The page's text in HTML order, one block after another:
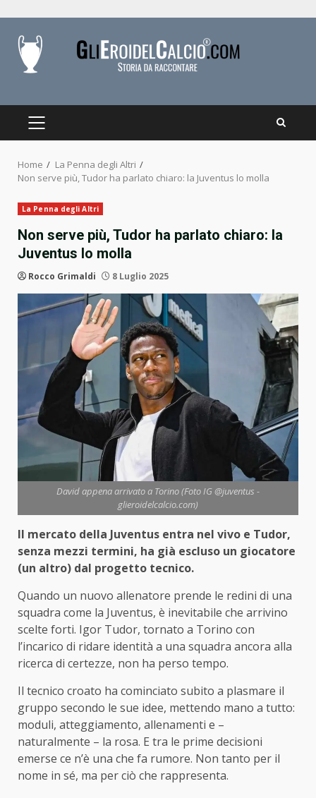
content
PRIMARY
Home
La Penna degli Altri
Non serve più, Tudor ha parlato chiaro: la Juventus lo molla
La Penna degli Altri
Non serve più, Tudor ha parlato chiaro: la
Juventus lo molla
Rocco Grimaldi 8 Luglio 2025
David appena arrivato a Torino (Foto IG @juventus -
glieroidelcalcio.com)
Il mercato della Juventus entra nel vivo e Tudor,
senza mezzi termini, ha già escluso un giocatore
(un altro) dal progetto tecnico.
Quando un nuovo allenatore prende le redini di una
squadra come la Juventus, è inevitabile che arrivino
scelte forti. Igor Tudor, tornato a Torino con
l’incarico di ridare identità a una squadra ancora alla
ricerca di certezze, non ha perso tempo.
Il tecnico croato ha cominciato subito a plasmare il
gruppo secondo le sue idee, mettendo mano a tutto:
moduli, atteggiamento, allenamenti e –
naturalmente – la rosa. E tra le prime decisioni
emerse ce n’è una che fa rumore. Non tanto per il
nome in sé, ma per ciò che rappresenta.